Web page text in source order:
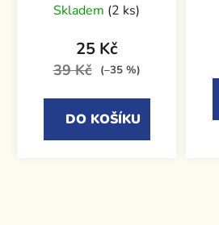
Skladem (2 ks)
25 Kč
39 Kč (–35 %)
DO KOŠÍKU